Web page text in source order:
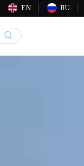
EN RU
